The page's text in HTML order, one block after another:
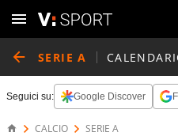
SERIE A
Seguici su: Google Discover
CALCIO SERIE A